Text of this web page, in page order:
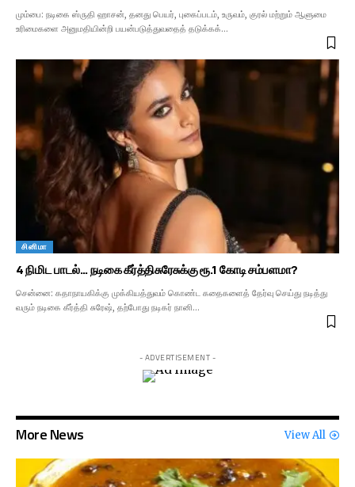
மும்பை: நடிகை ஸ்ருதி ஹாசன், தனது பெயர், புகைப்படம், உருவம், குரல் மற்றும் ஆளுமை
உரிமைகளை அனுமதியின்றி பயன்படுத்துவதைத் தடுக்கக்…
சினிமா
4 நிமிட பாடல்… நடிகை கீர்த்திசுரேசுக்கு ரூ.1 கோடி சம்பளமா?
சென்னை: கதாநாயகிக்கு முக்கியத்துவம் கொண்ட கதைகளைத் தேர்வு செய்து நடித்து
வரும் நடிகை கீர்த்தி சுரேஷ், தற்போது நடிகர் நானி…
- ADVERTISEMENT -
More News View All